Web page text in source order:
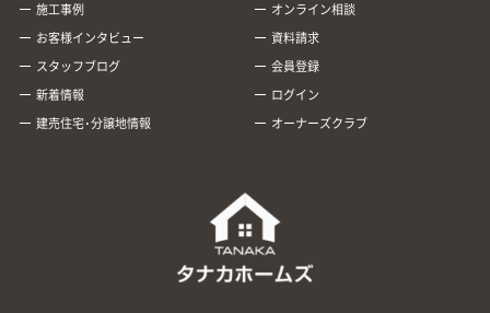
施工事例
お客様インタビュー
スタッフブログ
新着情報
建売住宅･分譲地情報
オンライン相談
資料請求
会員登録
ログイン
オーナーズクラブ